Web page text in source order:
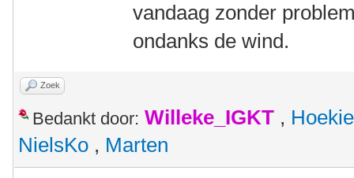
vandaag zonder
ondanks de wind.
Zoek
Bedankt door: Willeke_IGKT , Hoekie
NielsKo , Marten